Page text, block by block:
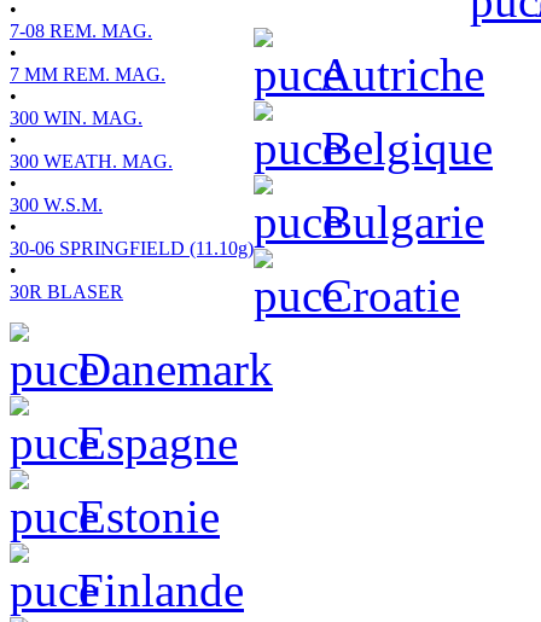
•
7-08 REM. MAG.
•
7 MM REM. MAG.
•
300 WIN. MAG.
•
300 WEATH. MAG.
•
300 W.S.M.
•
30-06 SPRINGFIELD (11.10g)
•
30R BLASER
Autriche
Belgique
Bulgarie
Croatie
Danemark
Espagne
Estonie
Finlande